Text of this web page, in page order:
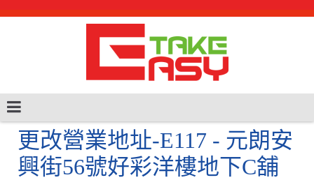
更改營業地址-E117 - 元朗安
興街56號好彩洋樓地下C舖